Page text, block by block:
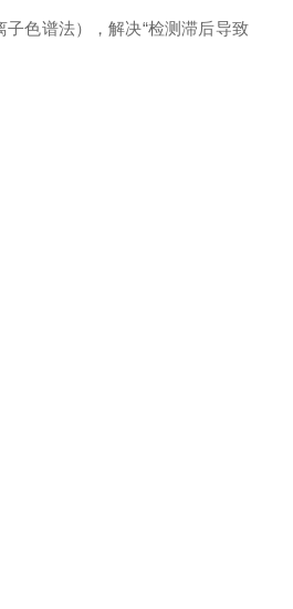
色谱法），解决“检测滞后导致